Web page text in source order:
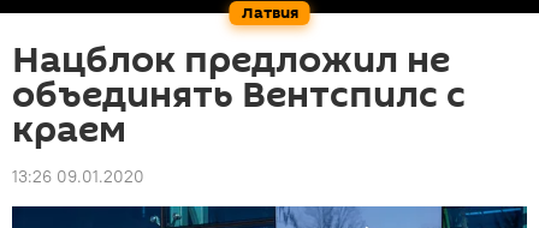
Латвия
Нацблок предложил не
объединять Вентспилс с
краем
13:26 09.01.2020